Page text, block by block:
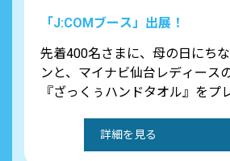
「J:COMブース」出展！
先着400名さまに、母の日にち
ンと、マイナビ仙台レディース
『ざっくぅハンドタオル』をプ
詳細を見る